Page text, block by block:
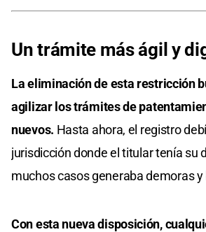
Un trámite más ágil y
La eliminación de esta restricción
agilizar los trámites de
nuevos. Hasta ahora, el registro
jurisdicción donde el titular tenía su
muchos casos generaba demoras y
Con esta nueva disposición,